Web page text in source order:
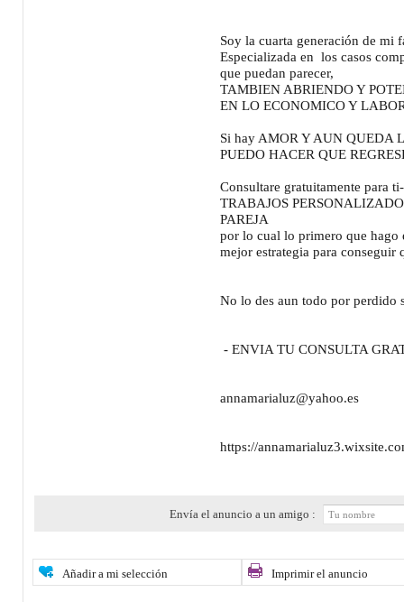
Soy la cuarta generación de mi
Especializada en los casos
que puedan parecer,
TAMBIEN ABRIENDO Y
EN LO ECONOMICO Y
Si hay AMOR Y AUN QUEDA
PUEDO HACER QUE
Consultare gratuitamente para
TRABAJOS
PAREJA
por lo cual lo primero que hago
mejor estrategia para
No lo des aun todo por
- ENVIA TU CONSULTA
annamarialuz@yahoo.es
https://
Envía el anuncio a un amigo :
Añadir a mi selección Imprimir el anuncio